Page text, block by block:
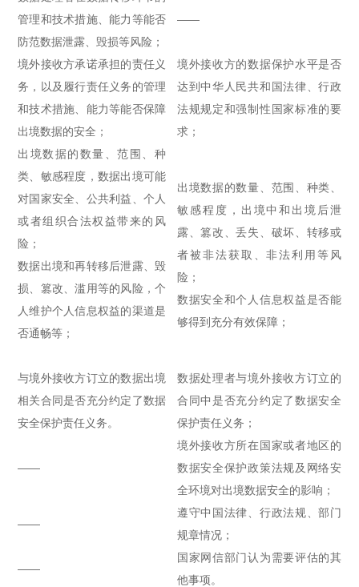
管理和技术措施、能力等能否
防范数据泄露、毁损等风险；
——
境外接收方承诺承担的责任义
务，以及履行责任义务的管理
和技术措施、能力等能否保障
出境数据的安全；
境外接收方的数据保护水平是否
达到中华人民共和国法律、行政
法规规定和强制性国家标准的要
求；
出境数据的数量、范围、种
类、敏感程度，数据出境可能
对国家安全、公共利益、个人
或者组织合法权益带来的风
险；
数据出境和再转移后泄露、毁
损、篡改、滥用等的风险，个
人维护个人信息权益的渠道是
否通畅等；
出境数据的数量、范围、种类、
敏感程度，出境中和出境后泄
露、篡改、丢失、破坏、转移或
者被非法获取、非法利用等风
险；
数据安全和个人信息权益是否能
够得到充分有效保障；
与境外接收方订立的数据出境
相关合同是否充分约定了数据
安全保护责任义务。
数据处理者与境外接收方订立的
合同中是否充分约定了数据安全
保护责任义务；
——
境外接收方所在国家或者地区的
数据安全保护政策法规及网络安
全环境对出境数据安全的影响；
——
遵守中国法律、行政法规、部门
规章情况；
——
国家网信部门认为需要评估的其
他事项。